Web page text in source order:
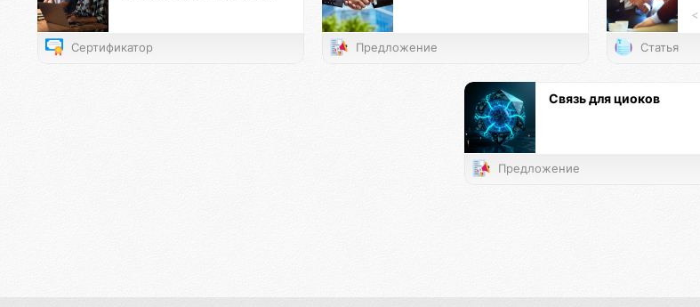
Сертификатор Предложение Статья
Связь для циоков
Предложение